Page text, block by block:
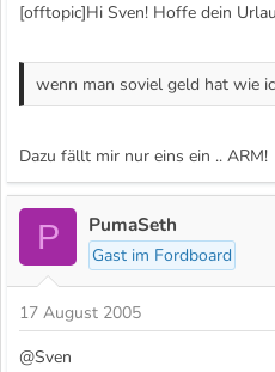
[offtopic]Hi Sven! Hoffe dein
wenn man soviel geld hat wie
Dazu fällt mir nur eins ein .. ARM!
P PumaSeth
Gast im Fordboard
17 August 2005
@Sven